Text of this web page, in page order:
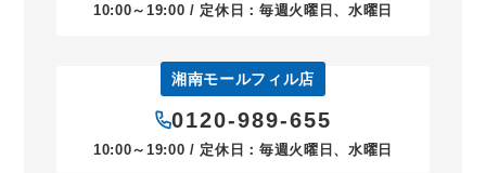
10:00～19:00 / 定休日：毎週火曜日、水曜日
湘南モールフィル店
0120-989-655
10:00～19:00 / 定休日：毎週火曜日、水曜日